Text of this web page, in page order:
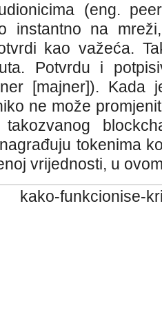
(eng.
instantno na
kao važeća.
Potvrdu i
[majner]). Kada
ne može
tokenima
vrijednosti, u